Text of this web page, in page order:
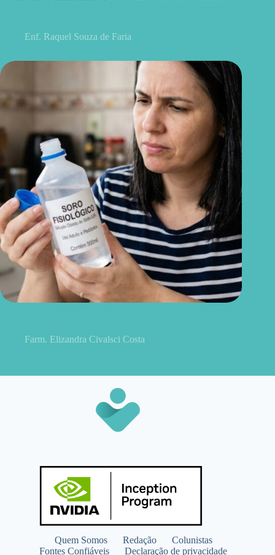
Enf. Raquel Souza de Faria
Farm. Elizandra Civalsci Costa
Quem Somos Redação
Colunistas
Fontes Confiáveis
Declaração de privacidade